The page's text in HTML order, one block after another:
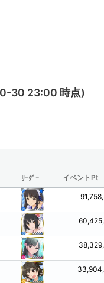
30 23:00 時点)
ﾘｰﾀﾞｰ イベントPt